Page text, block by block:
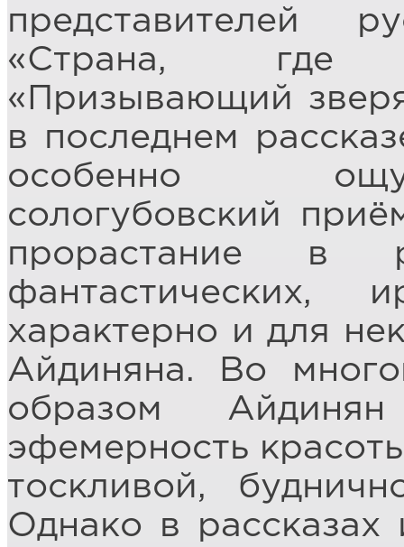
представителей
«Страна, где
«Призывающий
в последнем
особенно
сологубовский
прорастание в
фантастических,
характерно и для
Айдиняна. Во
образом
эфемерность
тоскливой,
Однако в рассказах